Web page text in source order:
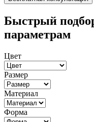
Быстрый
параметрам
Цвет
Размер
Материал
Форма